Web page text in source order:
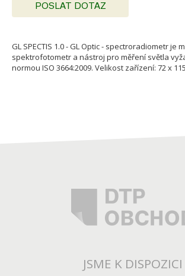
POSLAT DOTAZ
GL SPECTIS 1.0 - GL Optic - spectroradiometr je
spektrofotometr a nástroj pro měření světla
normou ISO 3664:2009. Velikost zařízení: 72 x
JSME K DISPOZICI